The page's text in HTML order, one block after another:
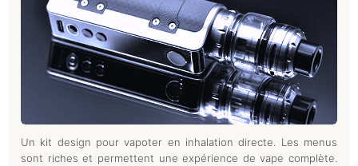
Un kit design pour vapoter en inhalation directe. Les menus
sont riches et permettent une expérience de vape complète.